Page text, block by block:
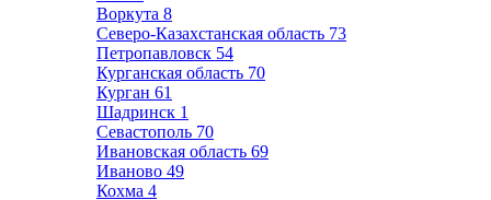
Воркута 8
Северо-Казахстанская область 73
Петропавловск 54
Курганская область 70
Курган 61
Шадринск 1
Севастополь 70
Ивановская область 69
Иваново 49
Кохма 4